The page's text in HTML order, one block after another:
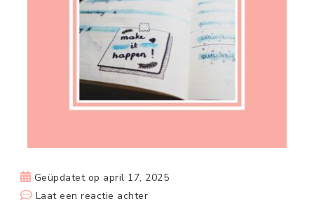
Geüpdatet op april 17, 2025
Laat een reactie achterop